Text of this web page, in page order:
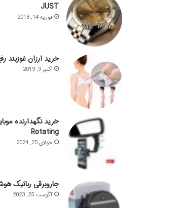
JUST
فوریه 14, 2018
خرید ارزان غوزبند
اکتبر 9, 2019
خرید نگهدارنده
Rotating
جولای 25, 2024
جاروبرقی رباتیک
آگوست 25, 2023